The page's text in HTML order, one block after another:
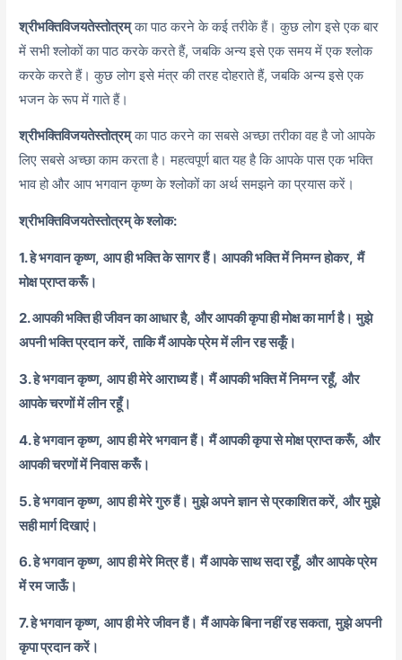
श्रीभक्तिविजयतेस्तोत्रम्का पाठ करने के कई तरीके हैं। कुछ लोग इसे एक बार
में सभी श्लोकों का पाठ करके करते हैं, जबकि अन्य इसे एक समय में एक श्लोक
करके करते हैं। कुछ लोग इसे मंत्र की तरह दोहराते हैं, जबकि अन्य इसे एक
भजन के रूप में गाते हैं।
श्रीभक्तिविजयतेस्तोत्रम्का पाठ करने का सबसे अच्छा तरीका वह है जो आपके
लिए सबसे अच्छा काम करता है। महत्वपूर्ण बात यह है कि आपके पास एक भक्ति
भाव हो और आप भगवान कृष्ण के श्लोकों का अर्थ समझने का प्रयास करें।
श्रीभक्तिविजयतेस्तोत्रम् के श्लोक:
1. हे भगवान कृष्ण, आप ही भक्ति के सागर हैं। आपकी भक्ति में निमग्न होकर, मैं
मोक्ष प्राप्त करूँ।
2. आपकी भक्ति ही जीवन का आधार है, और आपकी कृपा ही मोक्ष का मार्ग है। मुझे
अपनी भक्ति प्रदान करें, ताकि मैं आपके प्रेम में लीन रह सकूँ।
3. हे भगवान कृष्ण, आप ही मेरे आराध्य हैं। मैं आपकी भक्ति में निमग्न रहूँ, और
आपके चरणों में लीन रहूँ।
4. हे भगवान कृष्ण, आप ही मेरे भगवान हैं। मैं आपकी कृपा से मोक्ष प्राप्त करूँ, और
आपकी चरणों में निवास करूँ।
5. हे भगवान कृष्ण, आप ही मेरे गुरु हैं। मुझे अपने ज्ञान से प्रकाशित करें, और मुझे
सही मार्ग दिखाएं।
6. हे भगवान कृष्ण, आप ही मेरे मित्र हैं। मैं आपके साथ सदा रहूँ, और आपके प्रेम
में रम जाऊँ।
7. हे भगवान कृष्ण, आप ही मेरे जीवन हैं। मैं आपके बिना नहीं रह सकता, मुझे अपनी
कृपा प्रदान करें।